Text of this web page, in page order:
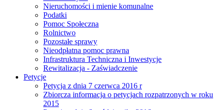
Nieruchomości i mienie komunalne
Podatki
Pomoc Społeczna
Rolnictwo
Pozostałe sprawy
Nieodpłatna pomoc prawna
Infrastruktura Techniczna i Inwestycje
Rewitalizacja - Zaświadczenie
Petycje
Petycja z dnia 7 czerwca 2016 r
Zbiorcza informacja o petycjach rozpatrzonych w roku
2015